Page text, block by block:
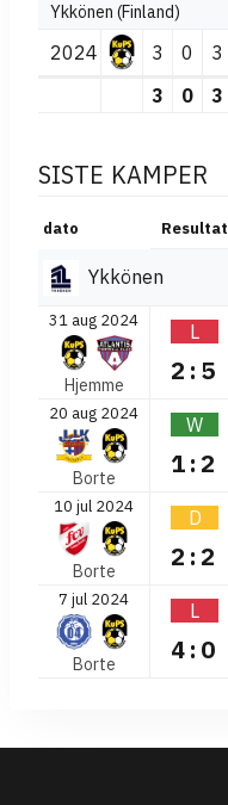
Ykkönen (Finland)
2024 3 0 3
3
0 3
SISTE KAMPER
dato Resultat
Ykkönen
31 aug 2024
Hjemme
L
2:5
20 aug 2024
Borte
W
1:2
10 jul 2024
Borte
D
2:2
7 jul 2024
Borte
L
4:0